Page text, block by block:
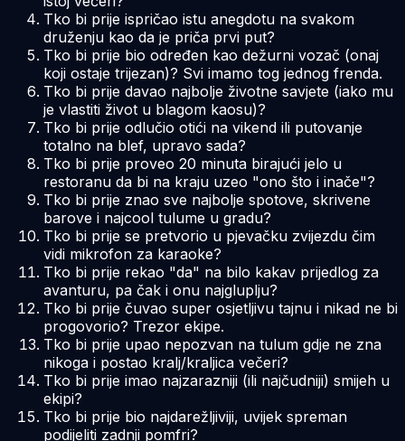
Tko bi prije ispričao istu anegdotu na svakom
druženju kao da je priča prvi put?
Tko bi prije bio određen kao dežurni vozač (onaj
koji ostaje trijezan)? Svi imamo tog jednog frenda.
Tko bi prije davao najbolje životne savjete (iako mu
je vlastiti život u blagom kaosu)?
Tko bi prije odlučio otići na vikend ili putovanje
totalno na blef, upravo sada?
Tko bi prije proveo 20 minuta birajući jelo u
restoranu da bi na kraju uzeo "ono što i inače"?
Tko bi prije znao sve najbolje spotove, skrivene
barove i najcool tulume u gradu?
Tko bi prije se pretvorio u pjevačku zvijezdu čim
vidi mikrofon za karaoke?
Tko bi prije rekao "da" na bilo kakav prijedlog za
avanturu, pa čak i onu najgluplju?
Tko bi prije čuvao super osjetljivu tajnu i nikad ne bi
progovorio? Trezor ekipe.
Tko bi prije upao nepozvan na tulum gdje ne zna
nikoga i postao kralj/kraljica večeri?
Tko bi prije imao najzarazniji (ili najčudniji) smijeh u
ekipi?
Tko bi prije bio najdarežljiviji, uvijek spreman
podijeliti zadnji pomfri?